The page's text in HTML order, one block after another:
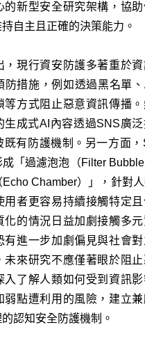
的新型安全研究架構，協
自主且正確的決策能力。
，現行資安防護多著重於
防措施，例如透過黑名單
方式阻止惡意資訊傳播。
生成式AI內容透過SNS廣泛
既有防護機制。另一方面，
「過濾泡泡（Filter
Echo Chamber）」，針對
用者更容易持續接觸特定
化的情況日益加劇接觸多
有進一步加劇偏見與社會
未來研究不應僅著眼於阻
入了解人類如何受到資訊
弱點遭利用的風險，建立
認知安全防護機制。